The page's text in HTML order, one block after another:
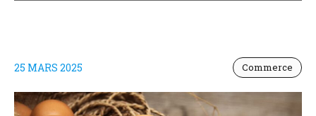
25 MARS 2025 Commerce